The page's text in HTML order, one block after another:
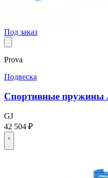
Под заказ
Prova
Подвеска
Спортивные пружины
GJ
42 504 ₽